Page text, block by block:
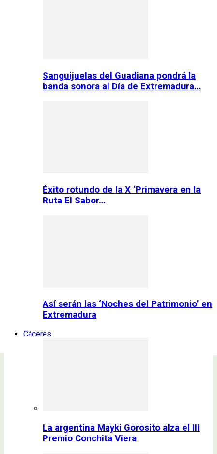
Sanguijuelas del Guadiana pondrá la
banda sonora al Día de Extremadura…
Éxito rotundo de la X ‘Primavera en la
Ruta El Sabor…
Así serán las ‘Noches del Patrimonio’ en
Extremadura
Cáceres
La argentina Mayki Gorosito alza el III
Premio Conchita Viera